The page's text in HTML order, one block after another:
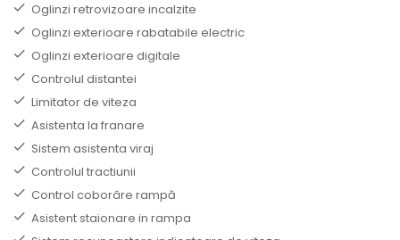
Oglinzi retrovizoare incalzite
Oglinzi exterioare rabatabile electric
Oglinzi exterioare digitale
Controlul distantei
Limitator de viteza
Asistenta la franare
Sistem asistenta viraj
Controlul tractiunii
Control coborâre rampă
Asistent staionare in rampa